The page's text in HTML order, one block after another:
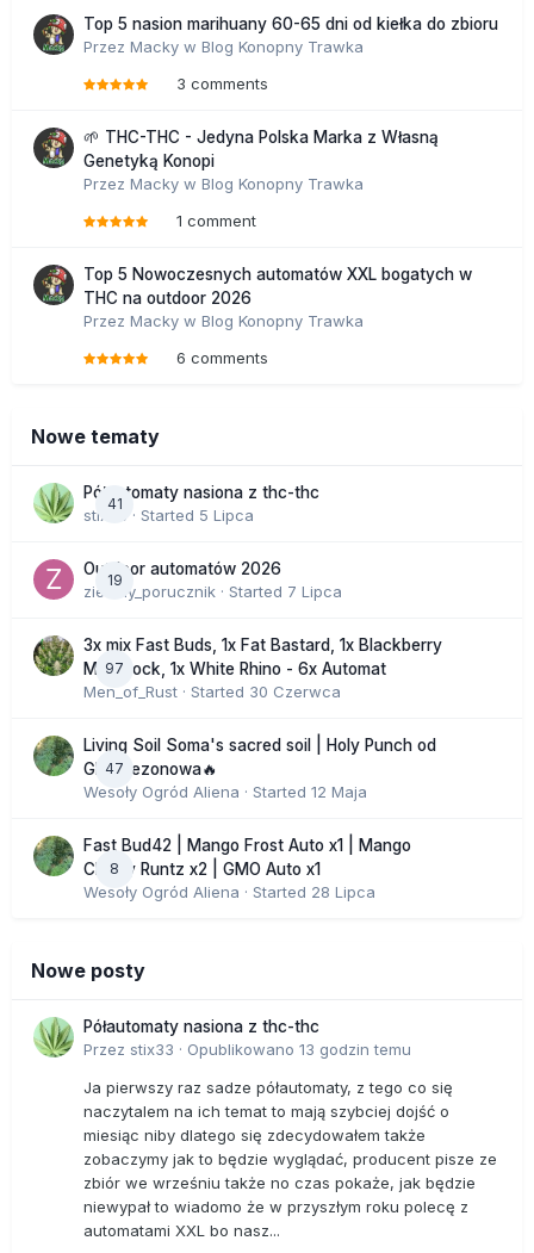
Top 5 nasion marihuany 60-65 dni od kiełka do zbioru
Przez Macky w Blog Konopny Trawka
3 comments
🌱 THC-THC - Jedyna Polska Marka z Własną
Genetyką Konopi
Przez Macky w Blog Konopny Trawka
1 comment
Top 5 Nowoczesnych automatów XXL bogatych w
THC na outdoor 2026
Przez Macky w Blog Konopny Trawka
6 comments
Nowe tematy
41
Półautomaty nasiona z thc-thc
stix33 · Started 5 Lipca
19
Outdoor automatów 2026
zielony_porucznik · Started 7 Lipca
97
3x mix Fast Buds, 1x Fat Bastard, 1x Blackberry
Moonrock, 1x White Rhino - 6x Automat
Men_of_Rust · Started 30 Czerwca
47
Living Soil Soma's sacred soil | Holy Punch od
GHS sezonowa🔥
Wesoły Ogród Aliena · Started 12 Maja
8
Fast Bud42 | Mango Frost Auto x1 | Mango
Cherry Runtz x2 | GMO Auto x1
Wesoły Ogród Aliena · Started 28 Lipca
Nowe posty
Półautomaty nasiona z thc-thc
Przez stix33 · Opublikowano 13 godzin temu
Ja pierwszy raz sadze półautomaty, z tego co się
naczytalem na ich temat to mają szybciej dojść o
miesiąc niby dlatego się zdecydowałem także
zobaczymy jak to będzie wyglądać, producent pisze ze
zbiór we wrześniu także no czas pokaże, jak będzie
niewypał to wiadomo że w przyszłym roku polecę z
automatami XXL bo nasz...